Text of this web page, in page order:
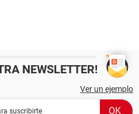
NEWSLETTER!
Ver un ejemplo